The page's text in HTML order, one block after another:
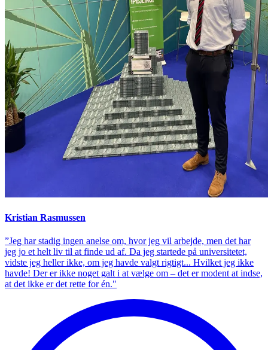
Kristian Rasmussen
”Jeg har stadig ingen anelse om, hvor jeg vil arbejde, men det har
jeg jo et helt liv til at finde ud af. Da jeg startede på universitetet,
vidste jeg heller ikke, om jeg havde valgt rigtigt... Hvilket jeg ikke
havde! Der er ikke noget galt i at vælge om – det er modent at indse,
at det ikke er det rette for én."